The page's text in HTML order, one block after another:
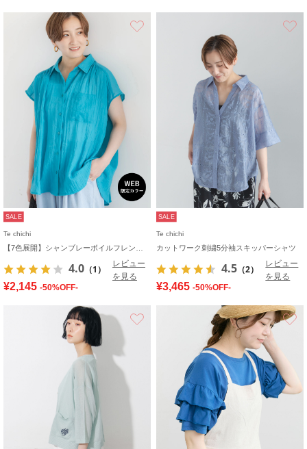
SALE
Te chichi
4.0 （1）
レビュー
を見る
¥2,145 -50%OFF-
SALE
Te chichi
カットワーク刺繍5分袖スキッパーシャツ
4.5 （2）
レビュー
を見る
¥3,465 -50%OFF-